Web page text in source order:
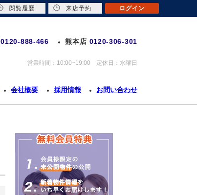
0120-888-466 熊本店 0120-306-301
営業時間：10:00~19:00 定休日：水曜日
会社概要 採用情報 お問い合わせ
閲覧履歴 来店予約 ログイン